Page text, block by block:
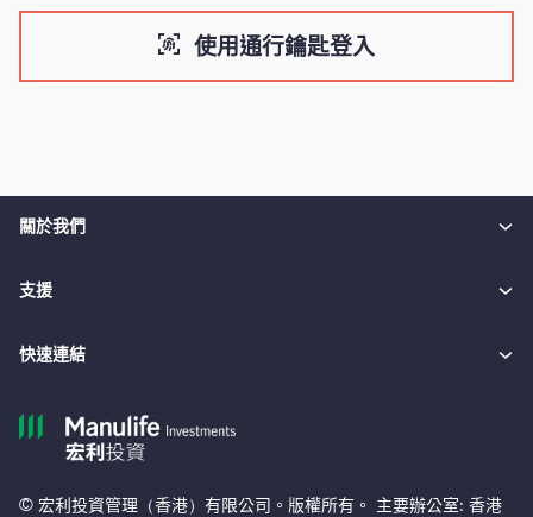
使用通行鑰匙登入
關於我們
支援
快速連結
© 宏利投資管理（香港）有限公司。版權所有。 主要辦公室: 香港